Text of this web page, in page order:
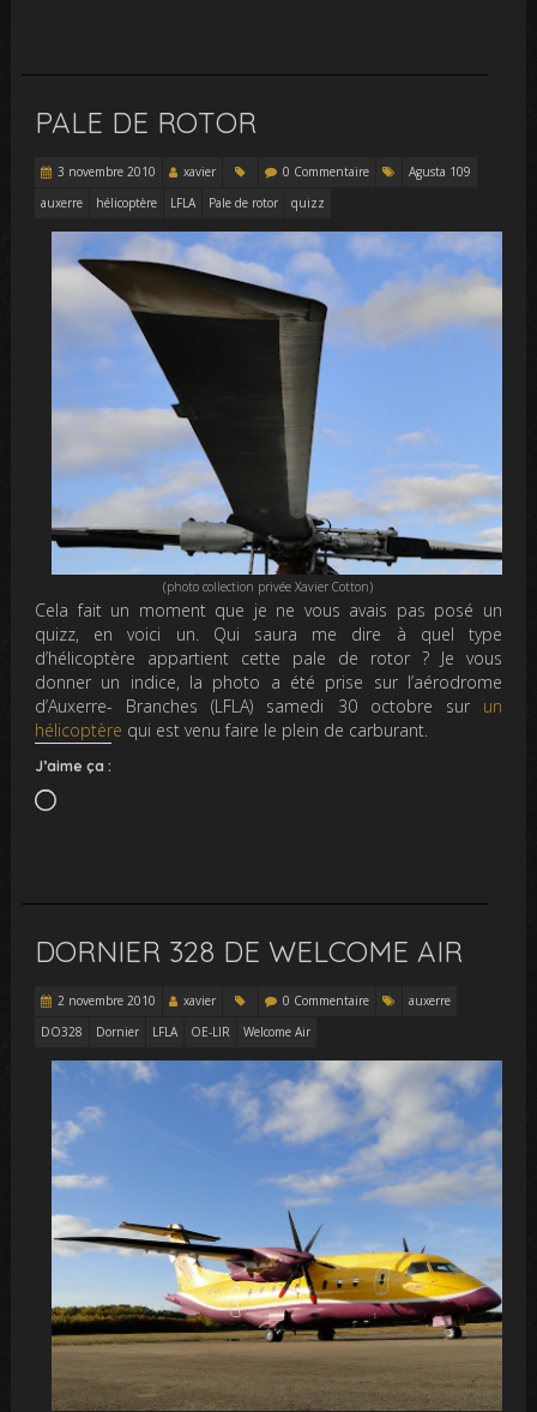
PALE DE ROTOR
3 novembre 2010 xavier 0 Commentaire
Agusta 109
auxerre
hélicoptère LFLA Pale de rotor quizz
(photo collection privée Xavier Cotton)
Cela fait un moment que je ne vous avais pas posé un
quizz, en voici un. Qui saura me dire à quel type
d’hélicoptère appartient cette pale de rotor ? Je vous
donner un indice, la photo a été prise sur l’aérodrome
d’Auxerre- Branches (LFLA) samedi 30 octobre sur un
hélicoptère qui est venu faire le plein de carburant.
J’aime ça :
Chargement…
DORNIER 328 DE WELCOME AIR
2 novembre 2010 xavier 0 Commentaire
auxerre
DO328
Dornier LFLA OE-LIR Welcome Air